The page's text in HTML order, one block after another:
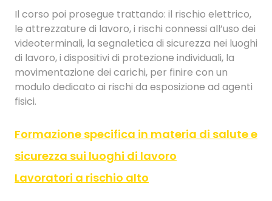
Il corso poi prosegue trattando: il rischio elettrico,
le attrezzature di lavoro, i rischi connessi all’uso dei
videoterminali, la segnaletica di sicurezza nei luoghi
di lavoro, i dispositivi di protezione individuali, la
movimentazione dei carichi, per finire con un
modulo dedicato ai rischi da esposizione ad agenti
fisici.
Formazione specifica in materia di salute e
sicurezza sui luoghi di lavoro
Lavoratori a rischio alto